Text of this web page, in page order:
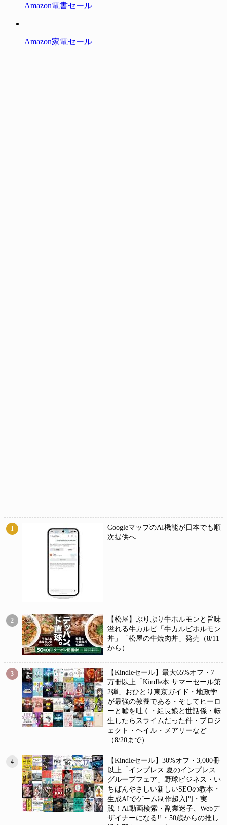
Amazon電書セール
Amazon家電セール
1
GoogleマップのAI機能が日本でも順
次提供へ
2
【松屋】ぷりぷり牛ホルモンと旨味
溢れる牛カルビ「牛カルビホルモン
丼」「松屋の牛焼肉丼」発売（8/11
から）
3
【Kindleセール】最大65%オフ・7
万冊以上「Kindle本 サマーセール第
2弾」おひとり東京ガイド・地政学
が最強の教養である・そしてヒーロ
ーと嘘を吐く・組長娘と世話係・転
生したらスライムだった件・プロジ
ェクト・ヘイル・メアリーなど
（8/20まで）
4
【Kindleセール】30%オフ・3,000冊
以上「インプレス 夏のインプレス
グループフェア」野球ビジネス・い
ちばんやさしい新しいSEOの教本・
生成AIでゲーム制作超入門・実
践！AI動画検索・副業迷子、Webデ
ザイナーになる!!・50歳からの推し